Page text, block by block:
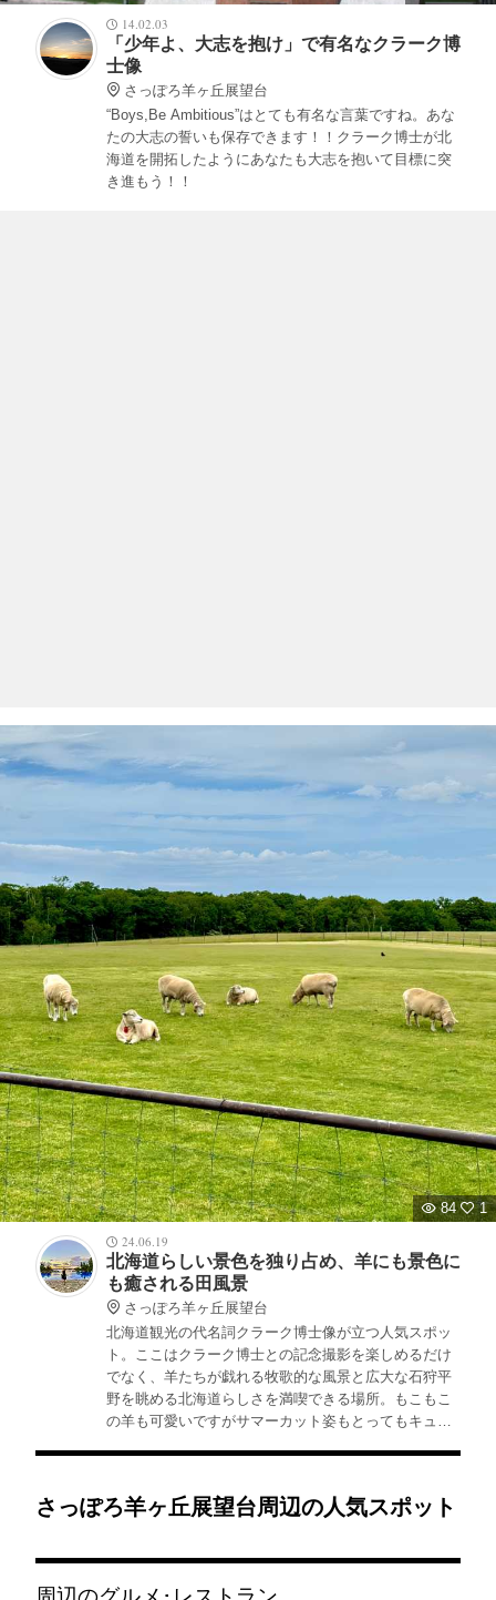
14.02.03
「少年よ、大志を抱け」で有名なクラーク博
士像
さっぽろ羊ヶ丘展望台
“Boys,Be Ambitious”はとても有名な言葉ですね。あな
たの大志の誓いも保存できます！！クラーク博士が北
海道を開拓したようにあなたも大志を抱いて目標に突
き進もう！！
84
1
24.06.19
北海道らしい景色を独り占め、羊にも景色に
も癒される田風景
さっぽろ羊ヶ丘展望台
北海道観光の代名詞クラーク博士像が立つ人気スポッ
ト。ここはクラーク博士との記念撮影を楽しめるだけ
でなく、羊たちが戯れる牧歌的な風景と広大な石狩平
野を眺める北海道らしさを満喫できる場所。もこもこ
の羊も可愛いですがサマーカット姿もとってもキュー
さっぽろ羊ヶ丘展望台周辺の人気スポット